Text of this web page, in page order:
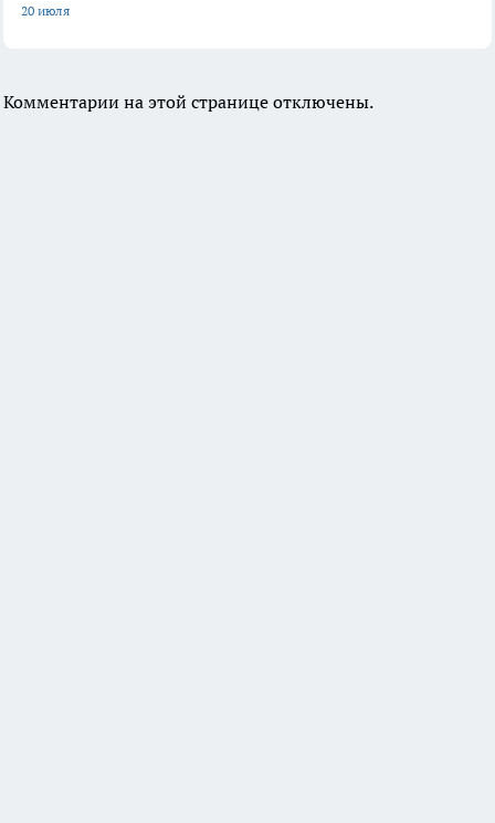
20 июля
Комментарии на этой странице отключены.